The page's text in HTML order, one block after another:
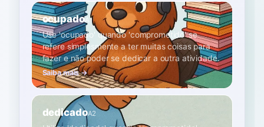
ocupadoA1
Use 'ocupado' quando 'comprometido' se
refere simplesmente a ter muitas coisas para
fazer e não poder se dedicar a outra atividade.
Saiba mais →
dedicadoA2